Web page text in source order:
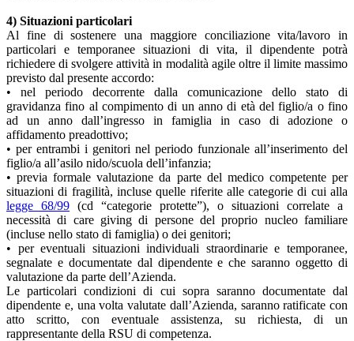
4) Situazioni particolari
Al fine di sostenere una maggiore conciliazione vita/lavoro in
particolari e temporanee situazioni di vita, il dipendente potrà
richiedere di svolgere attività in modalità agile oltre il limite massimo
previsto dal presente accordo:
• nel periodo decorrente dalla comunicazione dello stato di
gravidanza fino al compimento di un anno di età del figlio/a o fino
ad un anno dall’ingresso in famiglia in caso di adozione o
affidamento preadottivo;
• per entrambi i genitori nel periodo funzionale all’inserimento del
figlio/a all’asilo nido/scuola dell’infanzia;
• previa formale valutazione da parte del medico competente per
situazioni di fragilità, incluse quelle riferite alle categorie di cui alla
legge 68/99 (cd “categorie protette”), o situazioni correlate a
necessità di care giving di persone del proprio nucleo familiare
(incluse nello stato di famiglia) o dei genitori;
• per eventuali situazioni individuali straordinarie e temporanee,
segnalate e documentate dal dipendente e che saranno oggetto di
valutazione da parte dell’Azienda.
Le particolari condizioni di cui sopra saranno documentate dal
dipendente e, una volta valutate dall’Azienda, saranno ratificate con
atto scritto, con eventuale assistenza, su richiesta, di un
rappresentante della RSU di competenza.